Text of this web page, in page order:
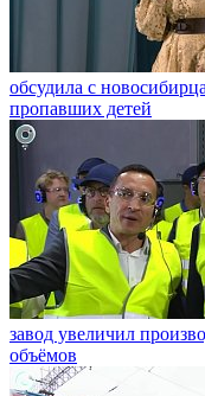
обсудила с
пропавших детей
завод увеличил
объёмов